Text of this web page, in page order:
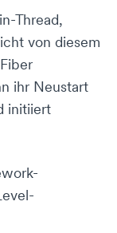
Thread,
von diesem
ihr Neustart
initiiert